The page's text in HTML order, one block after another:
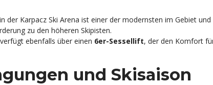
in der Karpacz Ski Arena ist einer der modernsten im Gebiet
zu den höheren Skipisten.
ebenfalls über einen 6er-Sessellift, der den Komfort
und Skisaison